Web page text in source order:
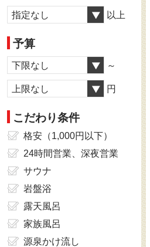
指定なし 以上
予算
下限なし ～
上限なし 円
こだわり条件
格安（1,000円以下）
24時間営業、深夜営業
サウナ
岩盤浴
露天風呂
家族風呂
源泉かけ流し